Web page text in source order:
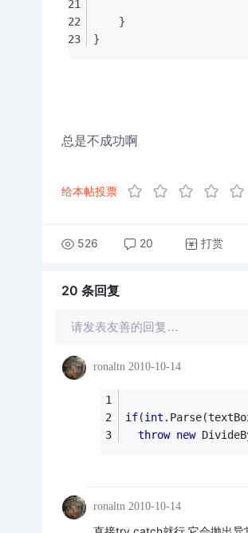
    }
}
总是不成功啊
给本帖投票
526 20 打赏
20 条回复
请发表友善的回复…
ronaltn 2010-10-14
if(int
throw new
ronaltn 2010-10-14